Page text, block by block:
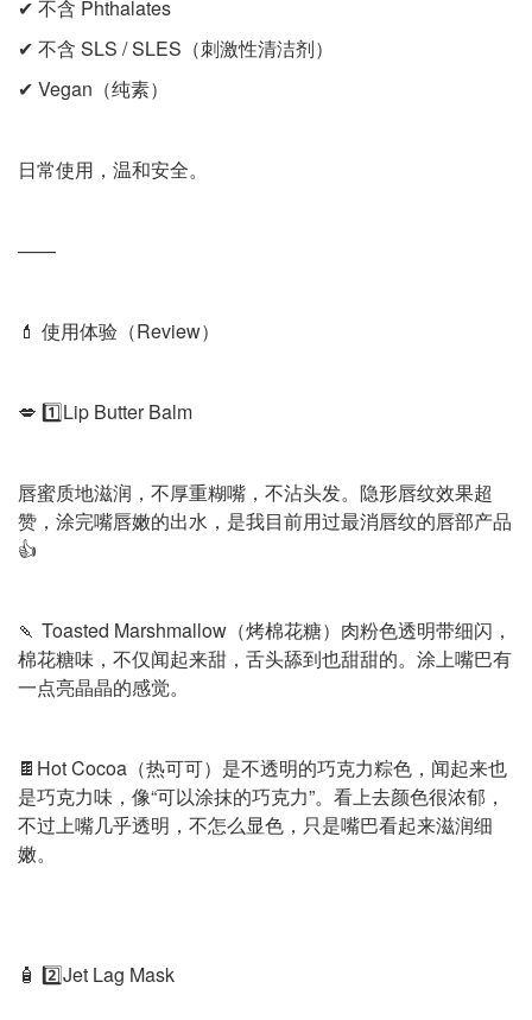
✔ 不含 Phthalates
✔ 不含 SLS / SLES（刺激性清洁剂）
✔ Vegan（纯素）
日常使用，温和安全。
——
💄 使用体验（Review）
💋 1️⃣Lip Butter Balm
唇蜜质地滋润，不厚重糊嘴，不沾头发。隐形唇纹效果超
赞，涂完嘴唇嫩的出水，是我目前用过最消唇纹的唇部产品
👍
🍡 Toasted Marshmallow（烤棉花糖）肉粉色透明带细闪，
棉花糖味，不仅闻起来甜，舌头舔到也甜甜的。涂上嘴巴有
一点亮晶晶的感觉。
🍫Hot Cocoa（热可可）是不透明的巧克力粽色，闻起来也
是巧克力味，像“可以涂抹的巧克力”。看上去颜色很浓郁，
不过上嘴几乎透明，不怎么显色，只是嘴巴看起来滋润细
嫩。
🧴 2️⃣Jet Lag Mask